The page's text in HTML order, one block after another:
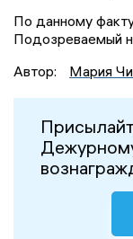
По данному
Подозреваемый
Автор:
Мария